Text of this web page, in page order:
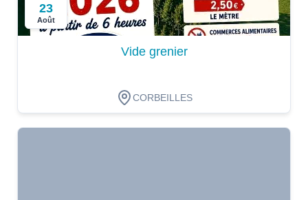
23
Août
Vide grenier
CORBEILLES